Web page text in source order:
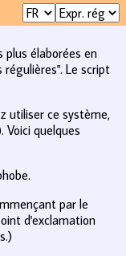
plus élaborées en
Le script
utiliser ce système,
Voici quelques
par le
d'exclamation